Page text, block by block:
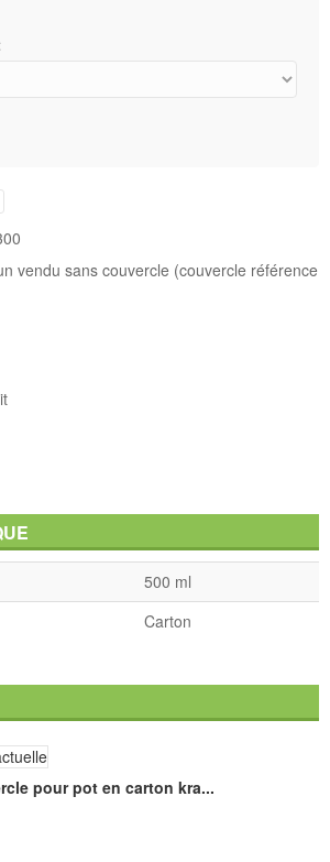
vendu sans couvercle (couvercle référence
500 ml
Carton
pour pot en carton kra...